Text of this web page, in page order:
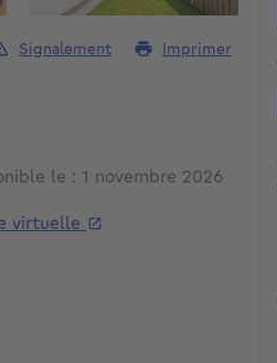
Signalement Imprimer
le : 1 novembre 2026
virtuelle